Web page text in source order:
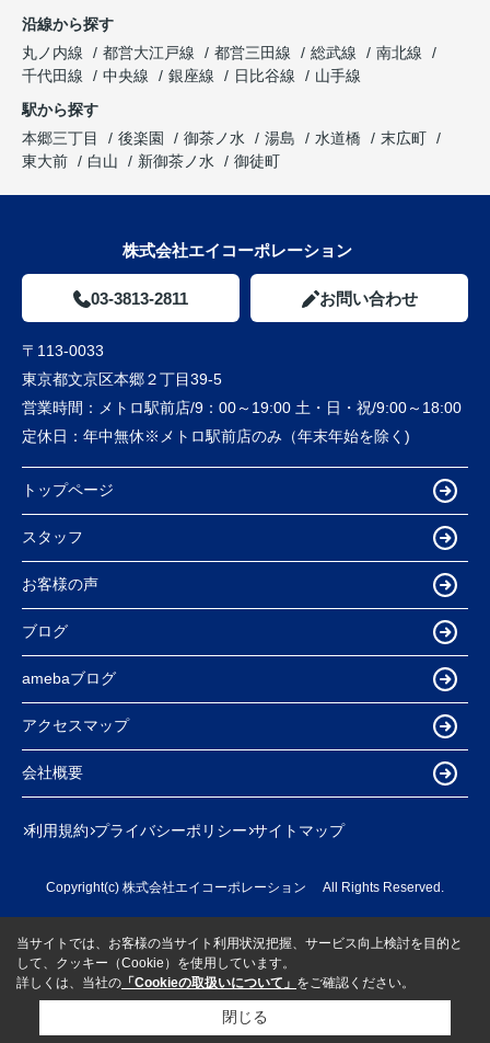
沿線から探す
丸ノ内線
都営大江戸線 都営三田線 総武線
南北線
千代田線
中央線 銀座線 日比谷線
山手線
駅から探す
本郷三丁目
後楽園 御茶ノ水 湯島 水道橋
末広町
東大前
白山 新御茶ノ水 御徒町
株式会社エイコーポレーション
03-3813-2811 お問い合わせ
〒113-0033
東京都文京区本郷２丁目39-5
営業時間：
メトロ駅前店/9：00～19:00 土・日・祝/9:00～18:00
定休日： 年中無休※メトロ駅前店のみ（年末年始を除く)
トップページ
スタッフ
お客様の声
ブログ
amebaブログ
アクセスマップ
会社概要
利用規約 プライバシーポリシー サイトマップ
Copyright(c) 株式会社エイコーポレーション All Rights Reserved.
当サイトでは、お客様の当サイト利用状況把握、サービス向上検討を目的と
して、クッキー（Cookie）を使用しています。
詳しくは、当社の 「Cookieの取扱いについて」 をご確認ください。
閉じる